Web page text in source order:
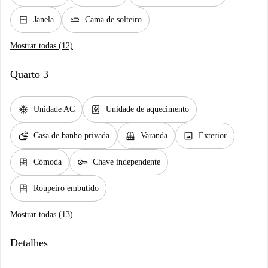
window_closed Janela airline_seat_flat Cama de solteiro
Mostrar todas (12)
Quarto 3
ac_unit Unidade AC water_heater Unidade de aquecimento
soap Casa de banho privada balcony Varanda image Exterior
dresser Cómoda key Chave independente
dresser Roupeiro embutido
Mostrar todas (13)
Detalhes